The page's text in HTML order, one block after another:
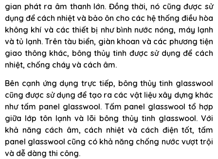
gian phát ra âm thanh lớn. Đồng thời, nó cũng được sử
dụng để cách nhiệt và bảo ôn cho các hệ thống điều hòa
không khí và các thiết bị như bình nước nóng, máy lạnh
và tủ lạnh. Trên tàu biển, giàn khoan và các phương tiện
giao thông khác, bông thủy tinh được sử dụng để cách
nhiệt, chống cháy và cách âm.
Bên cạnh ứng dụng trực tiếp, bông thủy tinh glasswool
cũng được sử dụng để tạo ra các vật liệu xây dựng khác
như tấm panel glasswool. Tấm panel glasswool tổ hợp
giữa lớp tôn lạnh và lõi bông thủy tinh glasswool. Với
khả năng cách âm, cách nhiệt và cách điện tốt, tấm
panel glasswool cũng có khả năng chống nước vượt trội
và dễ dàng thi công.